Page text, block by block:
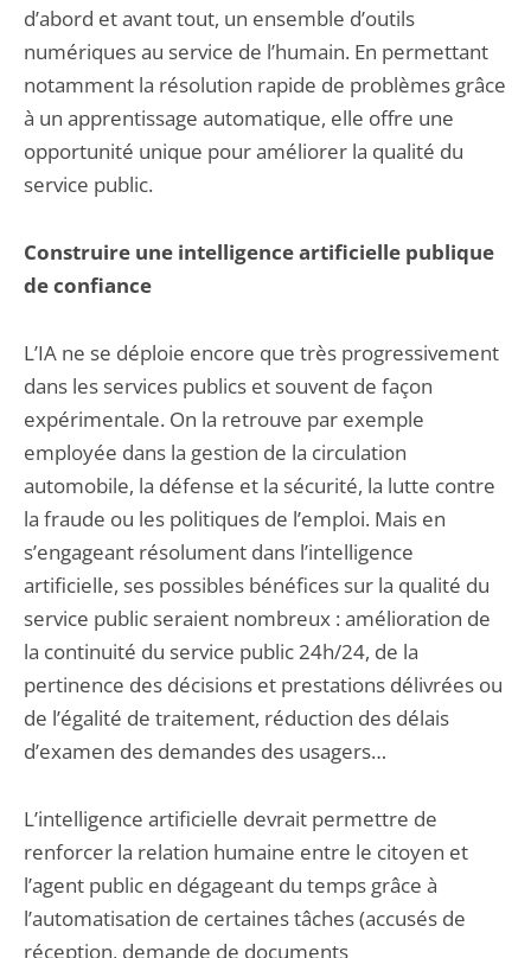
d’abord et avant tout, un ensemble d’outils
numériques au service de l’humain. En permettant
notamment la résolution rapide de problèmes grâce
à un apprentissage automatique, elle offre une
opportunité unique pour améliorer la qualité du
service public.
Construire une intelligence artificielle publique
de confiance
L’IA ne se déploie encore que très progressivement
dans les services publics et souvent de façon
expérimentale. On la retrouve par exemple
employée dans la gestion de la circulation
automobile, la défense et la sécurité, la lutte contre
la fraude ou les politiques de l’emploi. Mais en
s’engageant résolument dans l’intelligence
artificielle, ses possibles bénéfices sur la qualité du
service public seraient nombreux : amélioration de
la continuité du service public 24h/24, de la
pertinence des décisions et prestations délivrées ou
de l’égalité de traitement, réduction des délais
d’examen des demandes des usagers…
L’intelligence artificielle devrait permettre de
renforcer la relation humaine entre le citoyen et
l’agent public en dégageant du temps grâce à
l’automatisation de certaines tâches (accusés de
réception, demande de documents